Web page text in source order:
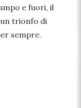
e fuori, il
trionfo di
sempre.